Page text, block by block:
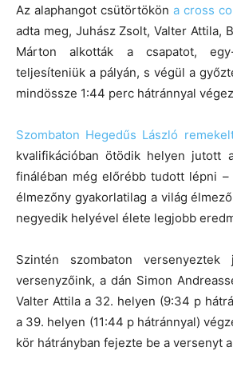
Az alaphangot csütörtökön a cross
adta meg, Juhász Zsolt, Valter Attila,
Márton alkották a csapatot,
teljesíteniük a pályán, s végül a
mindössze 1:44 perc hátránnyal
Szombaton Hegedűs László
kvalifikációban ötödik helyen jutott
fináléban még előrébb tudott lépni
élmezőny gyakorlatilag a világ
negyedik helyével élete legjobb
Szintén szombaton versenyeztek
versenyzőink, a dán Simon
Valter Attila a 32. helyen (9:34 p
a 39. helyen (11:44 p hátránnyal)
kör hátrányban fejezte be a versenyt